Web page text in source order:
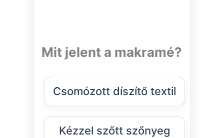
Mit jelent a makramé?
Csomózott díszítő textil
Kézzel szőtt szőnyeg